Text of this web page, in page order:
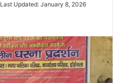
Last Updated: January 8, 2026